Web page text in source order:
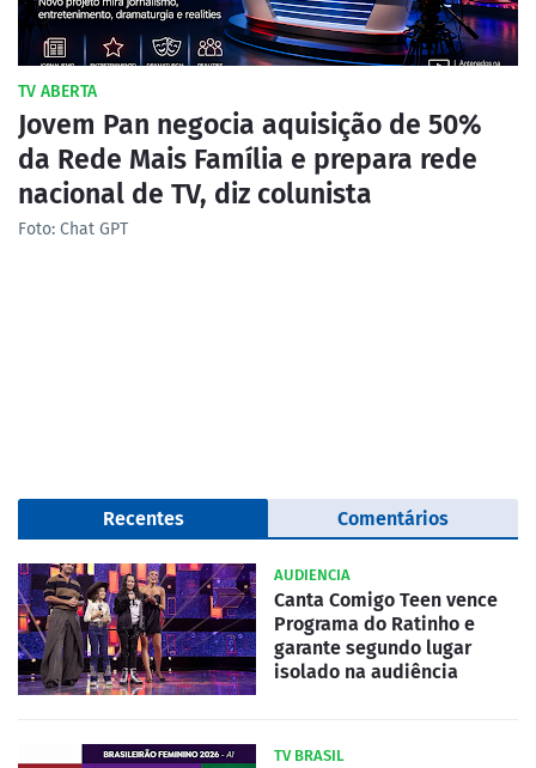
TV ABERTA
Jovem Pan negocia aquisição de 50%
da Rede Mais Família e prepara rede
nacional de TV, diz colunista
Foto: Chat GPT
Recentes Comentários
AUDIENCIA
Canta Comigo Teen vence
Programa do Ratinho e
garante segundo lugar
isolado na audiência
TV BRASIL